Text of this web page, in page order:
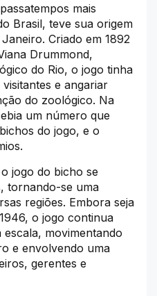
mais
Brasil, teve sua origem
Criado em 1892
Drummond,
do Rio, o jogo tinha
e angariar
do zoológico. Na
um número que
do jogo, e o
jogo do bicho se
tornando-se uma
regiões. Embora seja
o jogo continua
movimentando
e envolvendo uma
gerentes e